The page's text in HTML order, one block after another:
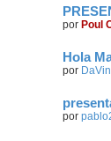
por Poul
Hola
por
por